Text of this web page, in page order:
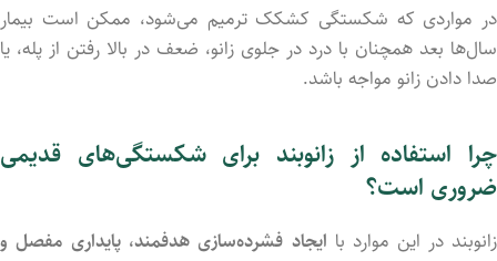
در مواردی که شکستگی کشکک ترمیم می‌شود، ممکن است بیمار
سال‌ها بعد همچنان با درد در جلوی زانو، ضعف در بالا رفتن از پله، یا
صدا دادن زانو مواجه باشد.
چرا استفاده از زانوبند برای شکستگی‌های قدیمی
ضروری است؟
زانوبند در این موارد با ایجاد فشرده‌سازی هدفمند، پایداری مفصل و